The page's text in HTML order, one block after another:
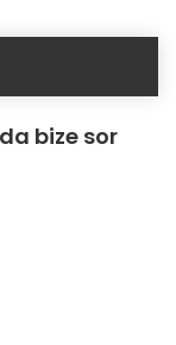
bize sor